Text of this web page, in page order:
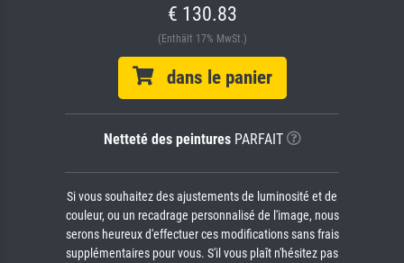
€ 130.83
(Enthält 17% MwSt.)
dans le panier
Netteté des peinturesPARFAIT
Si vous souhaitez des ajustements de luminosité et de
couleur, ou un recadrage personnalisé de l'image, nous
serons heureux d'effectuer ces modifications sans frais
supplémentaires pour vous. S'il vous plaît n'hésitez pas